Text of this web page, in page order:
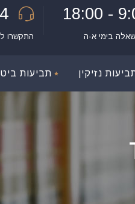
התקשרו
9:00
שאלה בימי א-ה
נזיקין תביעות